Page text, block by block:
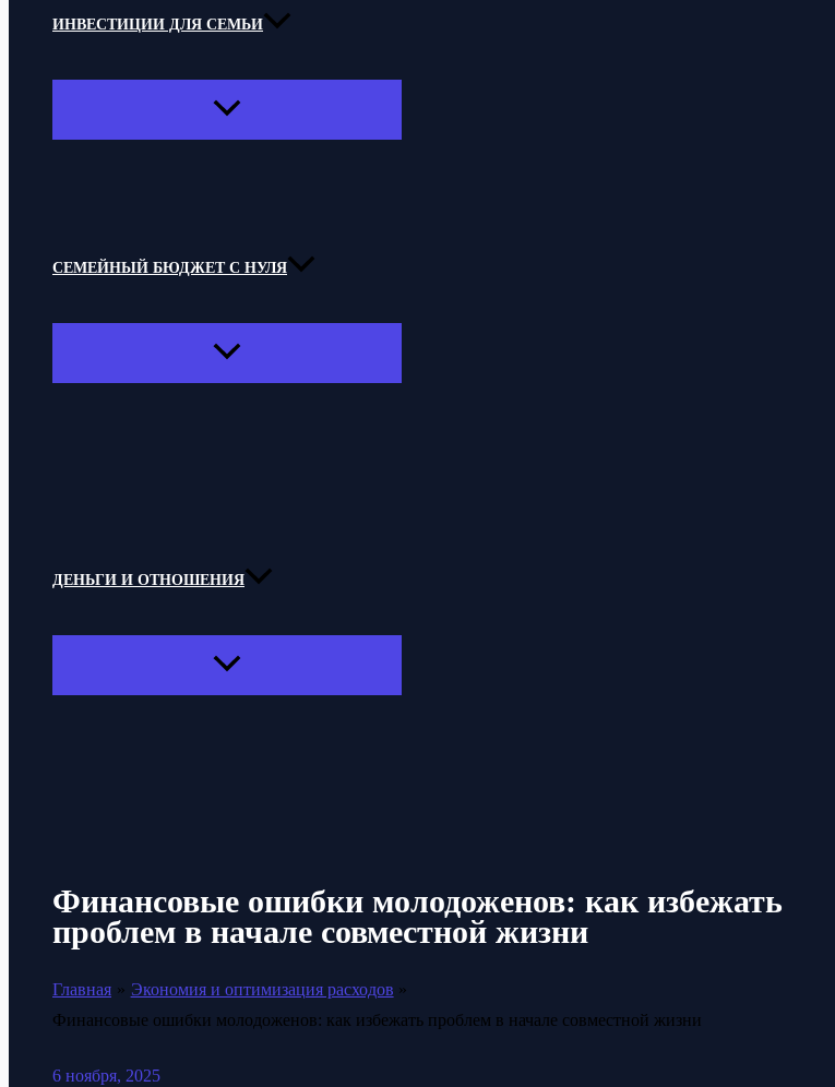
ИНВЕСТИЦИИ ДЛЯ СЕМЬИ
ПЕРЕКЛЮЧАТЕЛЬ
СЕМЕЙНЫЙ БЮДЖЕТ С НУЛЯ
ПЕРЕКЛЮЧАТЕЛЬ
ДЕНЬГИ И ОТНОШЕНИЯ
ПЕРЕКЛЮЧАТЕЛЬ
Финансовые ошибки молодоженов: как избежать
проблем в начале совместной жизни
Главная
Экономия и оптимизация расходов
Финансовые ошибки молодоженов: как избежать проблем в начале совместной жизни
6 ноября, 2025